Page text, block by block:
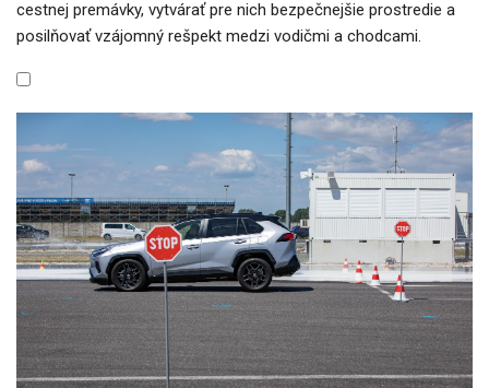
cestnej premávky, vytvárať pre nich bezpečnejšie prostredie a
posilňovať vzájomný rešpekt medzi vodičmi a chodcami.